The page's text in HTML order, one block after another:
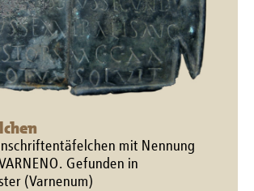
mit Nennung
Gefunden in
(Varnenum)